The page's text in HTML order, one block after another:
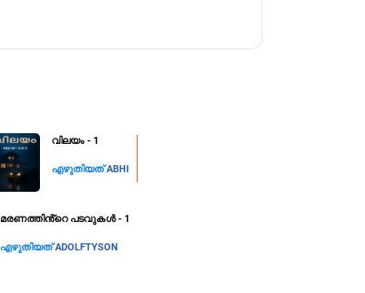
വിലയം - 1
എഴുതിയത്ABHI
മരണത്തിൻ്റെ പടവുകൾ - 1
എഴുതിയത്ADOLFTYSON